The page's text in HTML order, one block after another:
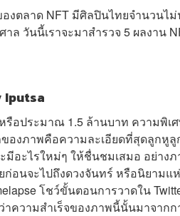
งตลาด NFT มีศิลปินไทยจำนวนไ
าล วันนี้เราจะมาสำรวจ 5 ผลงา
Iputsa
รือประมาณ 1.5 ล้านบาท ความพิเ
ของภาพคือความละเอียดที่สุดลูก
อะไรใหม่ๆ ให้ชื่นชมเสมอ อย่าง
อนจะไปถึงดวงจันทร์ หรือนิยามแ
โชว์ขั้นตอนการวาดใน
าความสำเร็จของภาพนี้นั้นมาจาก